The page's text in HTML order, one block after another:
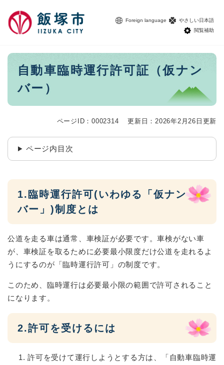
Foreign language
やさしい日本語
閲覧補助
本
自動車臨時運行許可証（仮ナン
バー）
ページID：0002314 更新日：2026年2月26日更新
ページ内目次
1.臨時運行許可(いわゆる「仮ナン
バー」)制度とは
公道を走る車は通常、車検証が必要です。車検がない車
が、車検証を取るために必要最小限度だけ公道を走れるよ
うにするのが「臨時運行許可」の制度です。
このため、臨時運行は必要最小限の範囲で許可されること
になります。
2.許可を受けるには
許可を受けて運行しようとする方は、「自動車臨時運